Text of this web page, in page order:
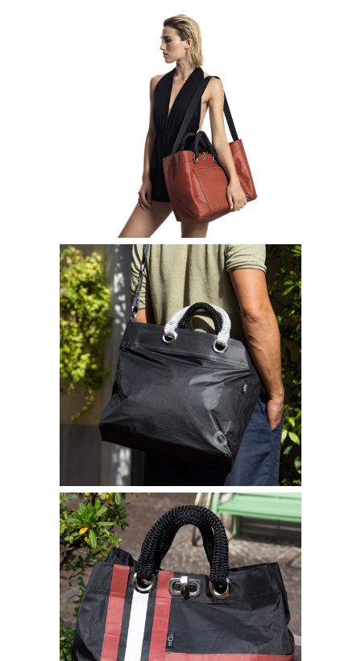
Borse bisou
SHOPPING VENERE
260,00€
Borse bisou
CARTELLA QUADRA
240,00 260,00€
Borse bisou
SHOPPING LOLA NERA A RIGHE
260,00